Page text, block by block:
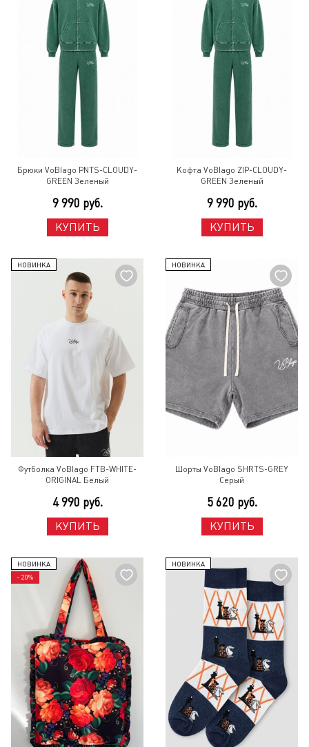
Брюки VoBlago PNTS-CLOUDY-
GREEN Зеленый
9 990 руб.
КУПИТЬ
Кофта VoBlago ZIP-CLOUDY-
GREEN Зеленый
9 990 руб.
КУПИТЬ
НОВИНКА
Футболка VoBlago FTB-WHITE-
ORIGINAL Белый
4 990 руб.
КУПИТЬ
НОВИНКА
Шорты VoBlago SHRTS-GREY
Серый
5 620 руб.
КУПИТЬ
НОВИНКА
- 20%
НОВИНКА